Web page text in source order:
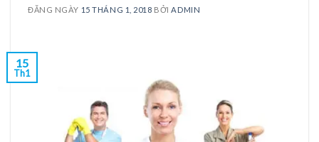
ĐĂNG NGÀY 15 THÁNG 1, 2018 BỞI ADMIN
15
Th1